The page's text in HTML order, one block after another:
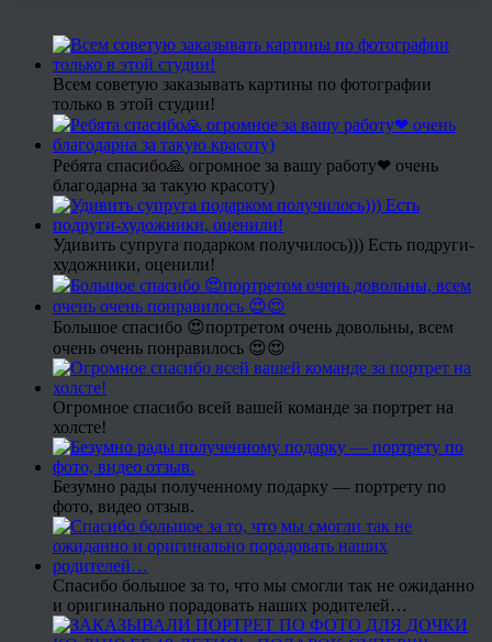
Всем советую заказывать картины по фотографии
только в этой студии!
Ребята спасибо🙏 огромное за вашу работу❤ очень
благодарна за такую красоту)
Удивить супруга подарком получилось))) Есть подруги-
художники, оценили!
Большое спасибо 😍портретом очень довольны, всем
очень очень понравилось 😍😍
Огромное спасибо всей вашей команде за портрет на
холсте!
Безумно рады полученному подарку — портрету по
фото, видео отзыв.
Спасибо большое за то, что мы смогли так не ожиданно
и оригинально порадовать наших родителей…